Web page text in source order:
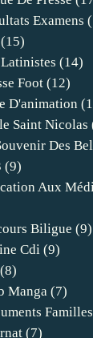
Examens
(15)
(14)
Foot (12)
D'animation
Saint Nicolas
Des
(9)
Aux
Biligue (9)
Cdi (9)
(8)
Manga (7)
Familles
(7)